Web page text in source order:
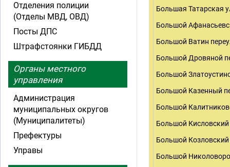
Большая Татарская
Большой
Большой Ватин
Большой Дровяной
Большой
Большой Казенный
Большой
Большой Кисловский
Большой Козловский
Большой
Отделения полиции
(Отделы МВД, ОВД)
Посты ДПС
Штрафстоянки ГИБДД
Органы местного
управления
Администрация
муниципальных округов
(Муниципалитеты)
Префектуры
Управы